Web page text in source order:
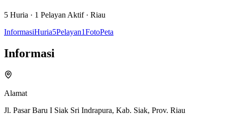
5 Huria · 1 Pelayan Aktif· Riau
InformasiHuria5Pelayan1FotoPeta
Informasi
Alamat
Jl. Pasar Baru I Siak Sri Indrapura, Kab. Siak, Prov. Riau